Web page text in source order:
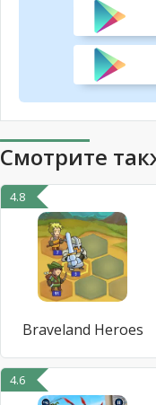
Смотрите
4.8
Braveland Heroes
4.6